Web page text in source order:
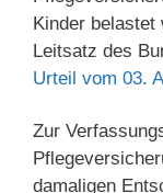
Kinder belastet
Leitsatz des
Urteil vom 03.
Zur
damaligen